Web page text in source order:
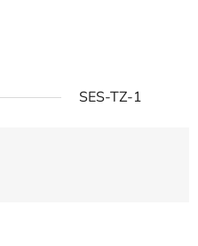
SES-TZ-1